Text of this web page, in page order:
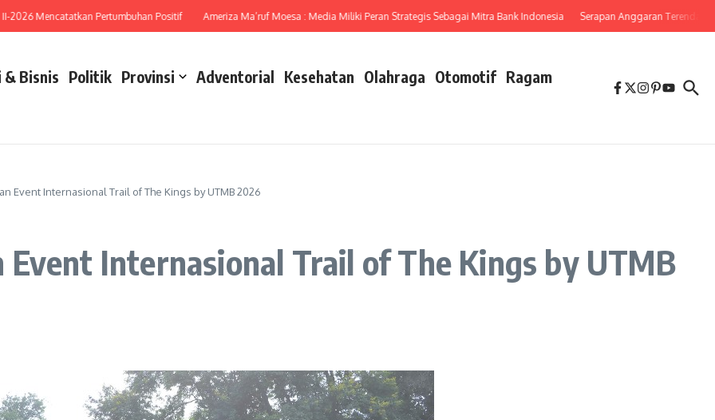
Mencatatkan Pertumbuhan Positif Ameriza Ma’ruf Moesa : Media Miliki Peran Strategis Sebagai Mitra Bank Indonesia Serapan Anggaran Terendah,
& Bisnis Politik Provinsi Adventorial Kesehatan Olahraga Otomotif Ragam
Event Internasional Trail of The Kings by UTMB 2026
Event Internasional Trail of The Kings by UTMB